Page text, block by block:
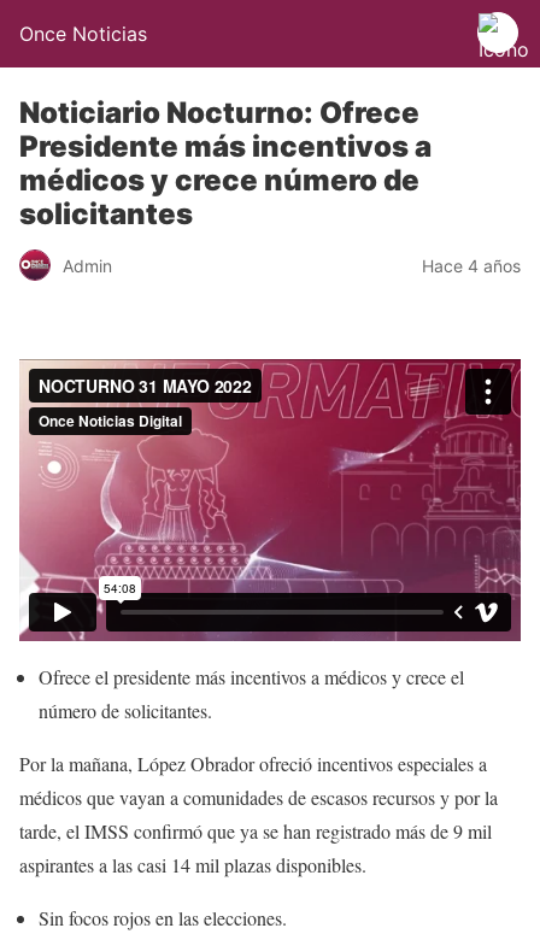
Once Noticias
Noticiario Nocturno: Ofrece
Presidente más incentivos a
médicos y crece número de
solicitantes
Admin Hace 4 años
Ofrece el presidente más incentivos a médicos y crece el
número de solicitantes.
Por la mañana, López Obrador ofreció incentivos especiales a
médicos que vayan a comunidades de escasos recursos y por la
tarde, el IMSS confirmó que ya se han registrado más de 9 mil
aspirantes a las casi 14 mil plazas disponibles.
Sin focos rojos en las elecciones.